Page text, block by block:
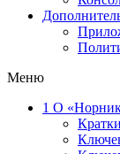
Меню
1 О